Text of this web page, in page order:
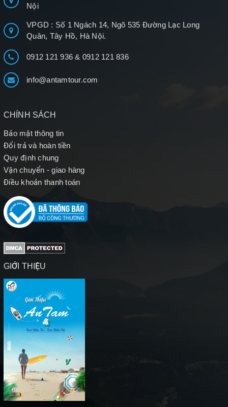
Nội
VPGD : Số 1 Ngách 14, Ngõ 535 Đường Lạc Long
Quân, Tây Hồ, Hà Nội.
0912 121 936& 0912 121 836
info@antamtour.com
CHÍNH SÁCH
Bảo mật thông tin
Đổi trả và hoàn tiền
Quy định chung
Vận chuyển - giao hàng
Điều khoản thanh toán
GIỚI THIỆU